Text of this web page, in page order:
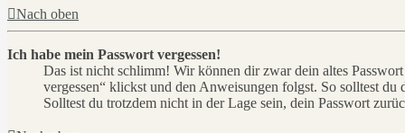
Nach oben
Ich habe mein Passwort vergessen!
Das ist nicht schlimm! Wir können dir zwar dein altes
vergessen“ klickst und den Anweisungen folgst. So solltest du
Solltest du trotzdem nicht in der Lage sein, dein Passwort